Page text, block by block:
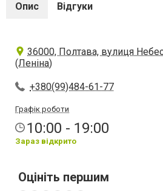
Опис Відгуки
36000, Полтава, вулиця
(Леніна)
+380(99)484-61-77
Графік роботи
10:00 - 19:00
Зараз відкрито
Оцініть першим